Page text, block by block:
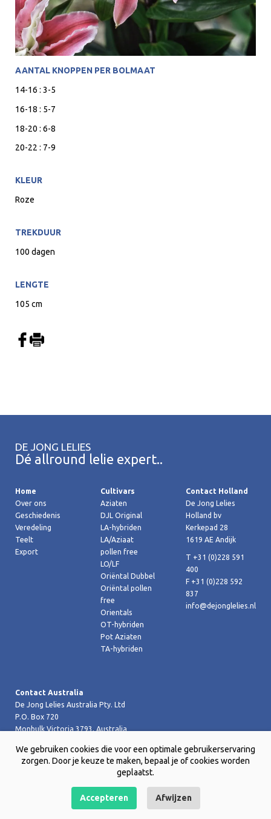
AANTAL KNOPPEN PER BOLMAAT
14-16 : 3-5
16-18 : 5-7
18-20 : 6-8
20-22 : 7-9
KLEUR
Roze
TREKDUUR
100 dagen
LENGTE
105 cm
DE JONG LELIES
Dé allround lelie expert..
Home
Over ons
Geschiedenis
Veredeling
Teelt
Export
Cultivars
Aziaten
DJL Original
LA-hybriden
LA/Aziaat
pollen free
LO/LF
Oriëntal Dubbel
Oriëntal pollen
free
Orientals
OT-hybriden
Pot Aziaten
TA-hybriden
Contact Holland
De Jong Lelies
Holland bv
Kerkepad 28
1619 AE Andijk
T +31 (0)228 591
400
F +31 (0)228 592
837
info@dejonglelies.nl
Contact Australia
De Jong Lelies Australia Pty. Ltd
P.O. Box 720
Monbulk Victoria 3793, Australia
T +61 (0)359 619 188
F +61 (0)359 619 199 joost@dejongleliesaustralia.com.au
Copyright © 2026 De Jong Lelies Holland bv |Website door Creative
We gebruiken cookies die voor een optimale gebruikerservaring
zorgen. Door je keuze te maken, bepaal je of cookies worden
geplaatst.
Accepteren Afwijzen